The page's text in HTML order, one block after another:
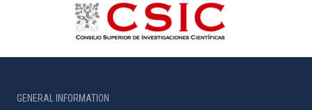
GENERAL INFORMATION